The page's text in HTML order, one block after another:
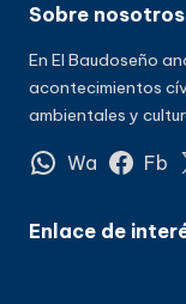
Sobre nosotros
En El Baudoseño
acontecimientos
ambientales y
Wa Fb
Enlace de